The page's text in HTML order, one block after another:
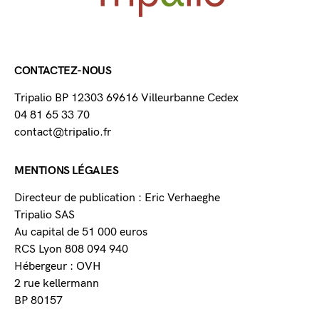
CONTACTEZ-NOUS
Tripalio BP 12303 69616 Villeurbanne Cedex
04 81 65 33 70
contact@tripalio.fr
MENTIONS LÉGALES
Directeur de publication : Eric Verhaeghe
Tripalio SAS
Au capital de 51 000 euros
RCS Lyon 808 094 940
Hébergeur : OVH
2 rue kellermann
BP 80157